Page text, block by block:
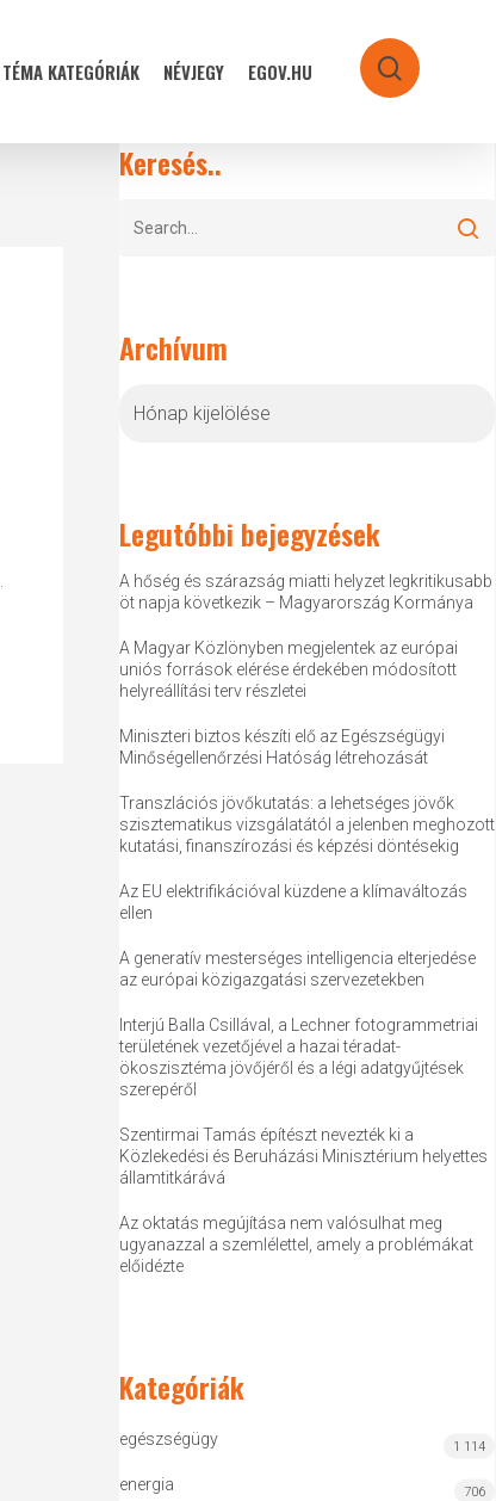
TÉMA KATEGÓRIÁK NÉVJEGY EGOV.HU search
Keresés..
Archívum
Legutóbbi bejegyzések
A hőség és szárazság miatti helyzet legkritikusabb
öt napja következik – Magyarország Kormánya
A Magyar Közlönyben megjelentek az európai
uniós források elérése érdekében módosított
helyreállítási terv részletei
Miniszteri biztos készíti elő az Egészségügyi
Minőségellenőrzési Hatóság létrehozását
Transzlációs jövőkutatás: a lehetséges jövők
szisztematikus vizsgálatától a jelenben meghozott
kutatási, finanszírozási és képzési döntésekig
Az EU elektrifikációval küzdene a klímaváltozás
ellen
A generatív mesterséges intelligencia elterjedése
az európai közigazgatási szervezetekben
Interjú Balla Csillával, a Lechner fotogrammetriai
területének vezetőjével a hazai téradat-
ökoszisztéma jövőjéről és a légi adatgyűjtések
szerepéről
Szentirmai Tamás építészt nevezték ki a
Közlekedési és Beruházási Minisztérium helyettes
államtitkárává
Az oktatás megújítása nem valósulhat meg
ugyanazzal a szemlélettel, amely a problémákat
előidézte
Kategóriák
egészségügy 1 114
energia 706